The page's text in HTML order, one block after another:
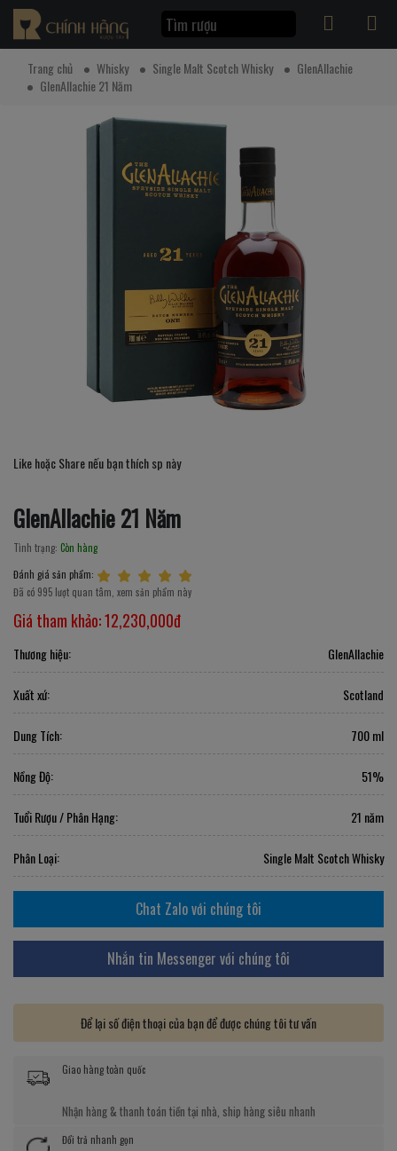
Trang chủ Whisky Single Malt Scotch Whisky
GlenAllachie
GlenAllachie 21 Năm
Like hoặc Share nếu bạn thích sp này
GlenAllachie 21 Năm
Tình trạng: Còn hàng
Đánh giá sản phẩm:
Đã có 995 lượt quan tâm, xem sản phẩm này
Giá tham khảo:12,230,000đ
Thương hiệu: GlenAllachie
Xuất xứ: Scotland
Dung Tích: 700 ml
Nồng Độ: 51%
Tuổi Rượu / Phân Hạng: 21 năm
Phân Loại: Single Malt Scotch Whisky
Chat Zalo với chúng tôi
Nhắn tin Messenger với chúng tôi
Để lại số điện thoại của bạn để được chúng tôi tư vấn
Giao hàng toàn quốc
Nhận hàng & thanh toán tiền tại nhà, ship hàng siêu nhanh
Đổi trả nhanh gọn